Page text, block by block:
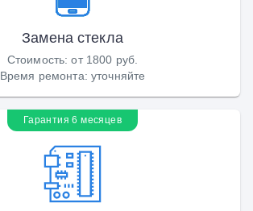
Замена стекла
Стоимость:от 1800 руб.
Время ремонта: уточняйте
Гарантия 6 месяцев